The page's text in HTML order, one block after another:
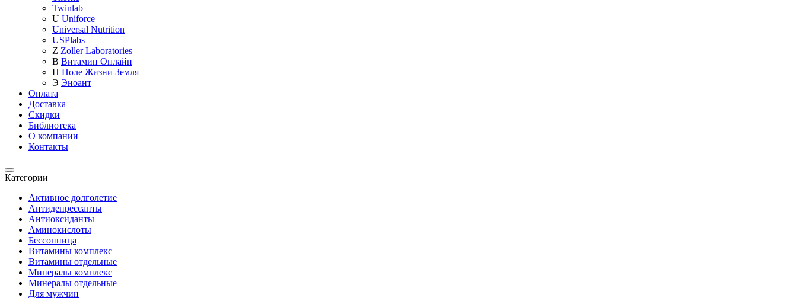
Twinlab
U Uniforce
Universal Nutrition
USPlabs
Z Zoller Laboratories
В Витамин Онлайн
П Поле Жизни Земля
Э Эноант
Оплата
Доставка
Скидки
Библиотека
О компании
Контакты
Категории
Категории
Активное долголетие
Антидепрессанты
Антиоксиданты
Аминокислоты
Бессонница
Витамины комплекс
Витамины отдельные
Минералы комплекс
Минералы отдельные
Для мужчин